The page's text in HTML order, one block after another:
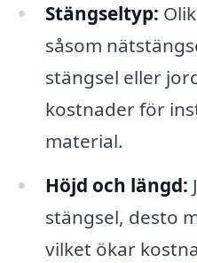
Stängseltyp:
såsom
stängsel eller
kostnader för
material.
Höjd och längd:
stängsel, desto
vilket ökar